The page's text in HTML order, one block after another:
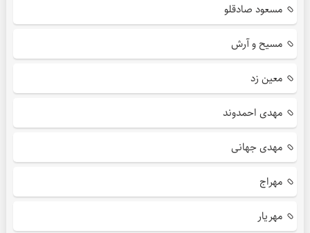
مسعود صادقلو
مسیح و آرش
معین زد
مهدی احمدوند
مهدی جهانی
مهراج
مهریار